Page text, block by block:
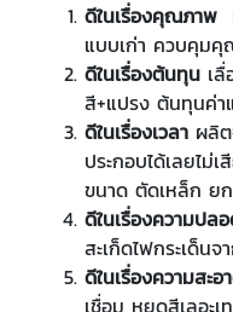
ดีในเรื่องคุณภาพ
แบบเก่า ควบคุมคุ
ดีในเรื่องต้นทุน เ
สี+แปรง ต้นทุนค่า
ดีในเรื่องเวลา ผลิ
ประกอบได้เลยไม่
ขนาด ตัดเหล็ก ยก
ดีในเรื่องความปล
สะเก็ดไฟกระเด็นจ
ดีในเรื่องความสะอ